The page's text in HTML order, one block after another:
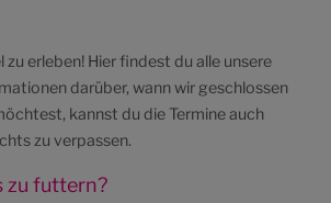
zu erleben! Hier findest du alle unsere
darüber, wann wir geschlossen
kannst du die Termine auch
zu verpassen.
zu futtern?